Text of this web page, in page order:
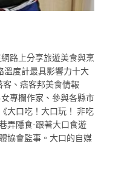
路上分享旅遊美食與烹
溫度計最具影響力十大
、痞客邦美食情報
專欄作家、參與各縣市
大口吃！大口玩！ 非吃
弄隱食-跟著大口食遊
協會監事。大口的自媒